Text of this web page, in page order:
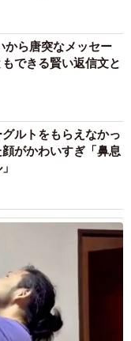
から唐突なメッセー
できる賢い返信文と
ルトをもらえなかっ
がかわいすぎ「鼻息